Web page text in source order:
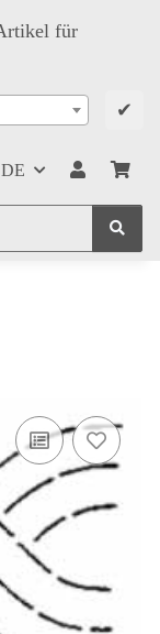
für
✔
DE